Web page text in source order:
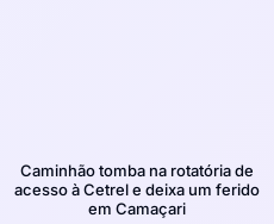
Caminhão tomba na rotatória de
acesso à Cetrel e deixa um ferido
em Camaçari